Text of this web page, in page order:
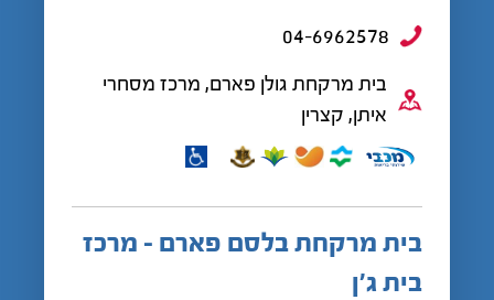
04-6962578
בית מרקחת גולן פארם, מרכז מסחרי
איתן, קצרין
בית מרקחת בלסם פארם - מרכז
בית ג'ן